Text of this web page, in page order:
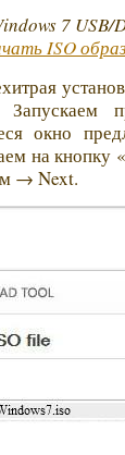
7 USB/
ISO
окно
на кнопку
→ Next.